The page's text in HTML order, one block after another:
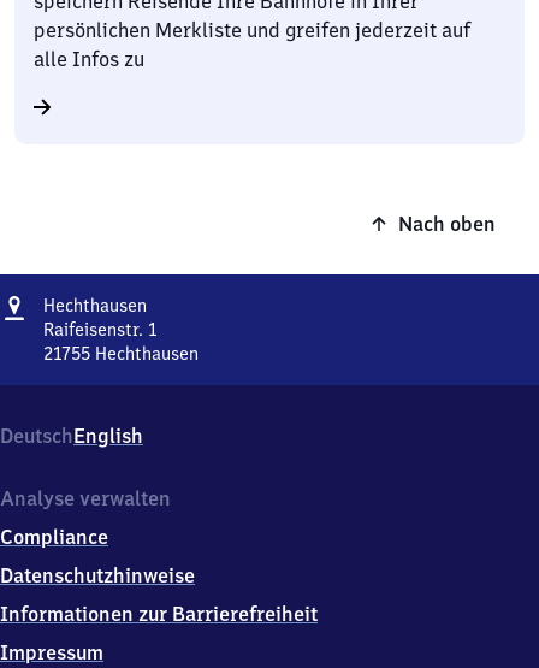
persönlichen Merkliste und greifen jederzeit auf
alle Infos zu
Nach oben
Adresse
Hechthausen
Raifeisenstr. 1
21755 Hechthausen
1,
2
7
5
Hechthausen
DeutschEnglish
Analyse verwalten
Compliance
Datenschutzhinweise
Informationen zur Barrierefreiheit
Impressum